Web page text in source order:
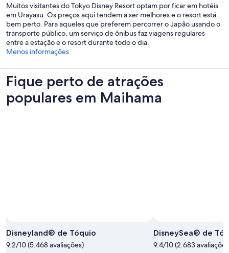
Muitos visitantes do Tokyo Disney Resort optam por ficar em hotéis
em Urayasu. Os preços aqui tendem a ser melhores e o resort está
bem perto. Para aqueles que preferem percorrer o Japão usando o
transporte público, um serviço de ônibus faz viagens regulares
entre a estação e o resort durante todo o dia.
Menos informações
Fique perto de atrações
populares em Maihama
Disneyland® de Tóquio
9.2/10 (5.468 avaliações)
DisneySea® de
9.4/10 (2.683